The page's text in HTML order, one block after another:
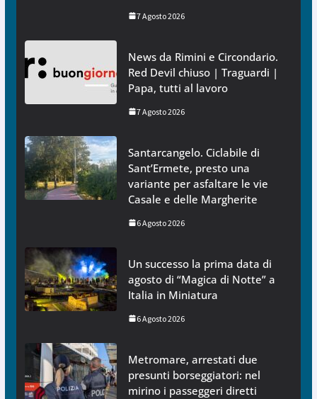
7 Agosto 2026
News da Rimini e Circondario.
Red Devil chiuso | Traguardi |
Papa, tutti al lavoro
7 Agosto 2026
Santarcangelo. Ciclabile di
Sant’Ermete, presto una
variante per asfaltare le vie
Casale e delle Margherite
6 Agosto 2026
Un successo la prima data di
agosto di “Magica di Notte” a
Italia in Miniatura
6 Agosto 2026
Metromare, arrestati due
presunti borseggiatori: nel
mirino i passeggeri diretti